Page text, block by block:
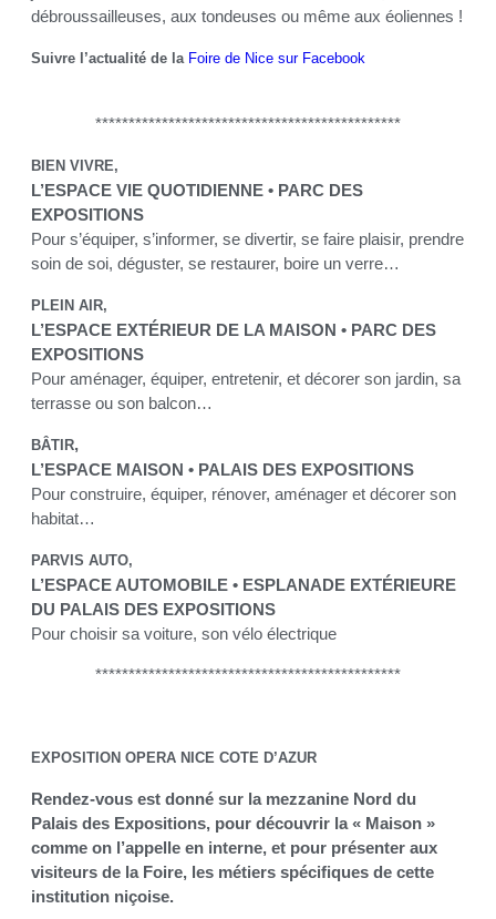
débroussailleuses, aux tondeuses ou même aux éoliennes !
Suivre l’actualité de la Foire de Nice sur Facebook
**********************************************
BIEN VIVRE,
L’ESPACE VIE QUOTIDIENNE • PARC DES
EXPOSITIONS
Pour s’équiper, s’informer, se divertir, se faire plaisir, prendre
soin de soi, déguster, se restaurer, boire un verre…
PLEIN AIR,
L’ESPACE EXTÉRIEUR DE LA MAISON • PARC DES
EXPOSITIONS
Pour aménager, équiper, entretenir, et décorer son jardin, sa
terrasse ou son balcon…
BÂTIR,
L’ESPACE MAISON • PALAIS DES EXPOSITIONS
Pour construire, équiper, rénover, aménager et décorer son
habitat…
PARVIS AUTO,
L’ESPACE AUTOMOBILE • ESPLANADE EXTÉRIEURE
DU PALAIS DES EXPOSITIONS
Pour choisir sa voiture, son vélo électrique
**********************************************
EXPOSITION OPERA NICE COTE D’AZUR
Rendez-vous est donné sur la mezzanine Nord du
Palais des Expositions, pour découvrir la « Maison »
comme on l’appelle en interne, et pour présenter aux
visiteurs de la Foire, les métiers spécifiques de cette
institution niçoise.